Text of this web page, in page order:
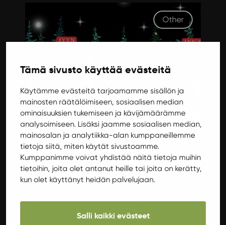
Tämä sivusto käyttää evästeitä
Käytämme evästeitä tarjoamamme sisällön ja
mainosten räätälöimiseen, sosiaalisen median
ominaisuuksien tukemiseen ja kävijämäärämme
analysoimiseen. Lisäksi jaamme sosiaalisen median,
mainosalan ja analytiikka-alan kumppaneillemme
tietoja siitä, miten käytät sivustoamme.
Kumppanimme voivat yhdistää näitä tietoja muihin
tietoihin, joita olet antanut heille tai joita on kerätty,
kun olet käyttänyt heidän palvelujaan.
Salli kaikki evästeet
Other
Wednesday 13.11.2024 17:30
JYY’s interdisciplinary Christmas party
sitsfest
at JYY's interdisciplinary Christmas party sitsfest